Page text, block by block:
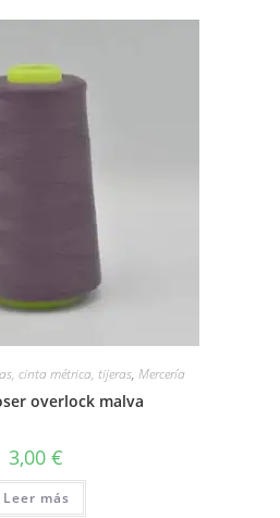
cinta métrica, tijeras, Mercería
overlock malva
3,00 €
Leer más